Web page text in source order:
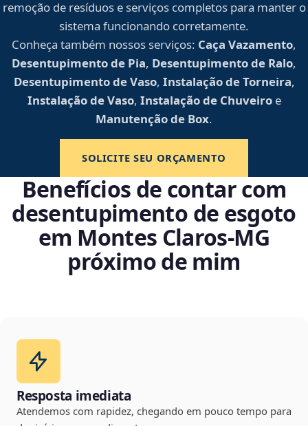
remoção de resíduos e serviços completos para manter o
sistema funcionando corretamente.
Conheça também nossos serviços: Caça Vazamento,
Desentupimento de Pia, Desentupimento de Ralo,
Desentupimento de Vaso, Instalação de Torneira,
Instalação de Vaso, Instalação de Chuveiroe
Manutenção de Box.
SOLICITE SEU ORÇAMENTO
Benefícios de contar com
desentupimento de esgoto
em Montes Claros‑MG
próximo de mim
Resposta imediata
Atendemos com rapidez, chegando em pouco tempo para